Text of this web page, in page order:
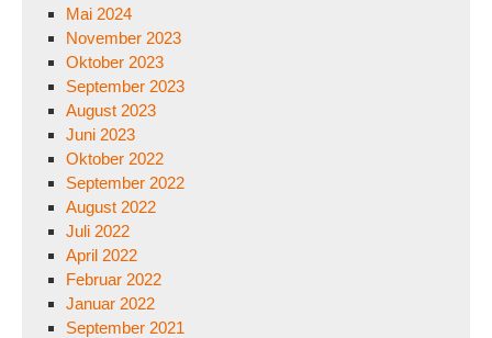
Mai 2024
November 2023
Oktober 2023
September 2023
August 2023
Juni 2023
Oktober 2022
September 2022
August 2022
Juli 2022
April 2022
Februar 2022
Januar 2022
September 2021